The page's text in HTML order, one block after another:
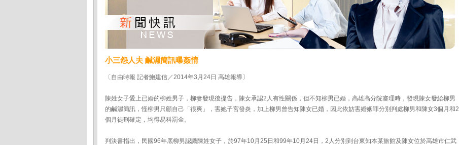
小三怨人夫 鹹濕簡訊曝姦情
〔自由時報 記者鮑建信／2014年3月24日 高雄報導〕
陳姓女子愛上已婚的柳姓男子，柳妻發現後提告，陳女承認2人有性關係，但不知柳男已婚，高雄高分院審理時，發現陳女發給柳男
的鹹濕簡訊，怪柳男只顧自己「很爽」，害她子宮發炎，加上柳男曾告知陳女已婚，因此依妨害婚姻罪分別判處柳男和陳女3個月和2
個月徒刑確定，均得易科罰金。
判決書指出，民國96年底柳男認識陳姓女子，於97年10月25日和99年10月24日，2人分別到台東知本某旅館及陳女位於高雄市仁武